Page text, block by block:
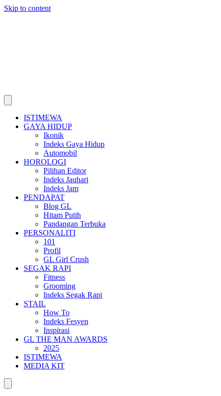
Skip to content
ISTIMEWA
GAYA HIDUP
Ikonik
Indeks Gaya Hidup
Automobil
HOROLOGI
Pilihan Editor
Indeks Jauhari
Indeks Jam
PENDAPAT
Blog GL
Hitam Putih
Pandangan Terbuka
PERSONALITI
101
Profil
GL Girl Crush
SEGAK RAPI
Fitness
Grooming
Indeks Segak Rapi
STAIL
How To
Indeks Fesyen
Inspirasi
GL THE MAN AWARDS
2025
ISTIMEWA
MEDIA KIT